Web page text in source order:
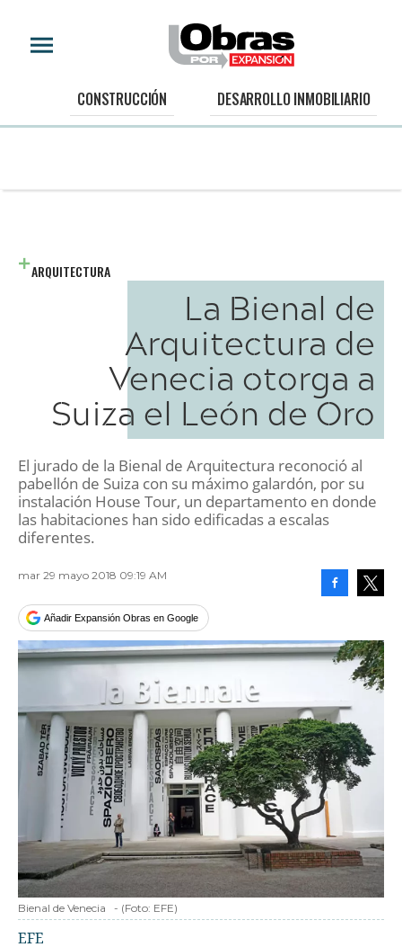
CONSTRUCCIÓN DESARROLLO INMOBILIARIO
ARQUITECTURA
La Bienal de
Arquitectura de
Venecia otorga a
Suiza el León de Oro
El jurado de la Bienal de Arquitectura reconoció al
pabellón de Suiza con su máximo galardón, por su
instalación House Tour, un departamento en donde
las habitaciones han sido edificadas a escalas
diferentes.
mar 29 mayo 2018 09:19 AM
Añadir Expansión Obras en Google
Bienal de Venecia - (Foto: EFE)
EFE